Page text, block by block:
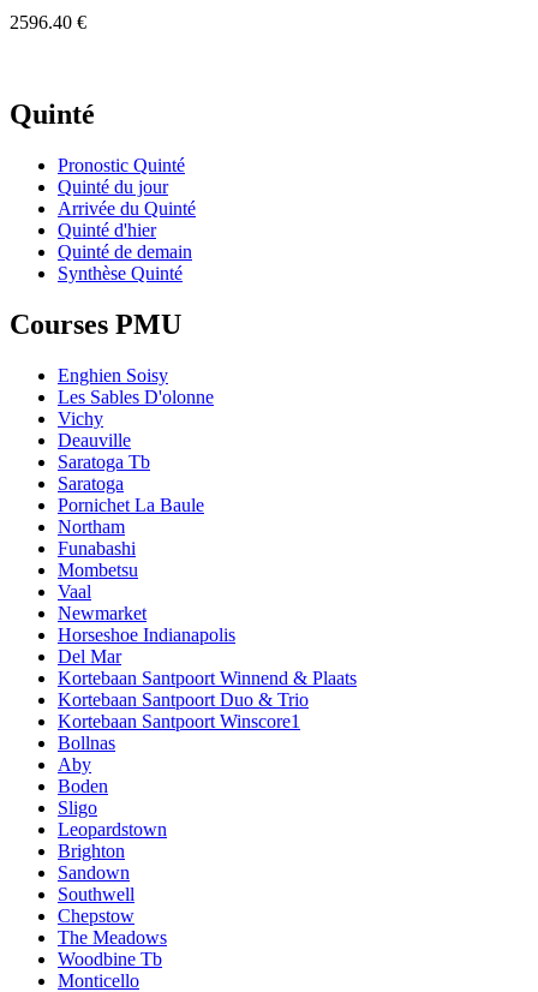
2596.40 €
Quinté
Pronostic Quinté
Quinté du jour
Arrivée du Quinté
Quinté d'hier
Quinté de demain
Synthèse Quinté
Courses PMU
Enghien Soisy
Les Sables D'olonne
Vichy
Deauville
Saratoga Tb
Saratoga
Pornichet La Baule
Northam
Funabashi
Mombetsu
Vaal
Newmarket
Horseshoe Indianapolis
Del Mar
Kortebaan Santpoort Winnend & Plaats
Kortebaan Santpoort Duo & Trio
Kortebaan Santpoort Winscore1
Bollnas
Aby
Boden
Sligo
Leopardstown
Brighton
Sandown
Southwell
Chepstow
The Meadows
Woodbine Tb
Monticello